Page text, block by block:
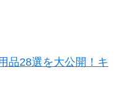
品28選を大公開！キ